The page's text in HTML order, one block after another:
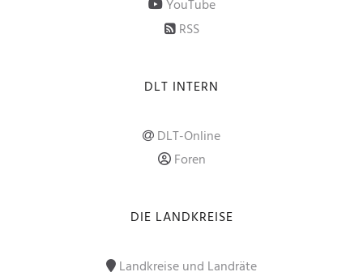
YouTube
RSS
DLT INTERN
DLT-Online
Foren
DIE LANDKREISE
Landkreise und Landräte